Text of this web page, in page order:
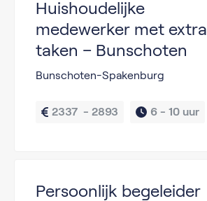
Huishoudelijke
medewerker met extra
taken – Bunschoten
Bunschoten-Spakenburg
2337  - 2893 6 - 10 uur
Persoonlijk begeleider